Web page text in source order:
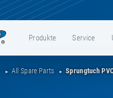
Produkte Service
All Spare Parts Sprungtuch